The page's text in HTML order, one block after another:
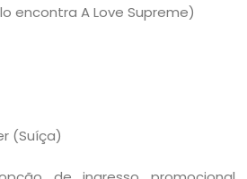
encontra A Love Supreme)
(Suíça)